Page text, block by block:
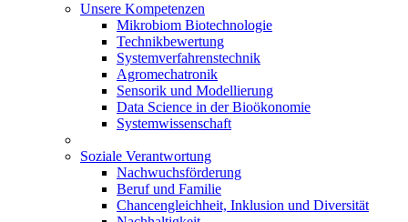
Unsere Kompetenzen
Mikrobiom Biotechnologie
Technikbewertung
Systemverfahrenstechnik
Agromechatronik
Sensorik und Modellierung
Data Science in der Bioökonomie
Systemwissenschaft
Soziale Verantwortung
Nachwuchsförderung
Beruf und Familie
Chancengleichheit, Inklusion und Diversität